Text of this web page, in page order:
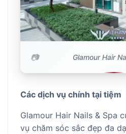
Glamour Hair
Các dịch vụ chính tại tiệm
Glamour Hair Nails & Spa
vụ chăm sóc sắc đẹp đa